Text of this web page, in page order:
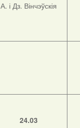
А. і Дз. Вінчэўскія
24.03